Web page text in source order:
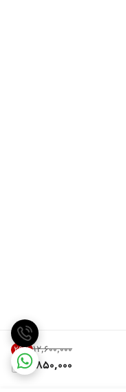
۱۲٬۶۰۰٬۰۰۰ 29%
8,850,000